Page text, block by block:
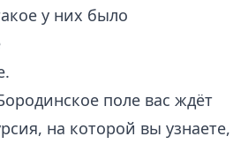
у них было
поле вас ждёт
на которой вы узнаете,